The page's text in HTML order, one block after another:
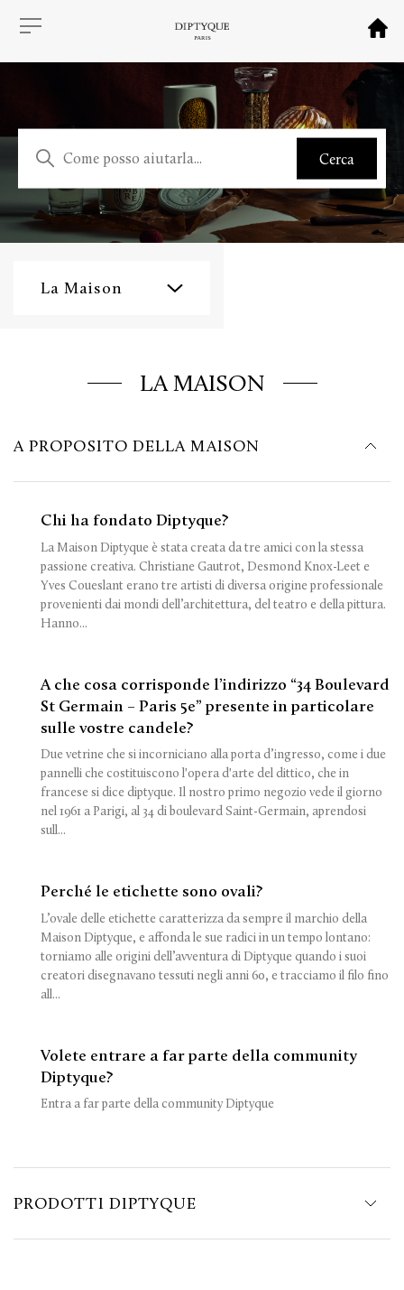
La Maison
LA MAISON
A PROPOSITO DELLA MAISON
Chi ha fondato Diptyque?
La Maison Diptyque è stata creata da tre amici con la stessa
passione creativa. Christiane Gautrot, Desmond Knox-Leet e
Yves Coueslant erano tre artisti di diversa origine professionale
provenienti dai mondi dell’architettura, del teatro e della pittura.
Hanno...
A che cosa corrisponde l’indirizzo “34 Boulevard
St Germain – Paris 5e” presente in particolare
sulle vostre candele?
Due vetrine che si incorniciano alla porta d’ingresso, come i due
pannelli che costituiscono l'opera d'arte del dittico, che in
francese si dice diptyque. Il nostro primo negozio vede il giorno
nel 1961 a Parigi, al 34 di boulevard Saint-Germain, aprendosi
sull...
Perché le etichette sono ovali?
L’ovale delle etichette caratterizza da sempre il marchio della
Maison Diptyque, e affonda le sue radici in un tempo lontano:
torniamo alle origini dell’avventura di Diptyque quando i suoi
creatori disegnavano tessuti negli anni 60, e tracciamo il filo fino
all...
Volete entrare a far parte della community
Diptyque?
Entra a far parte della community Diptyque
PRODOTTI DIPTYQUE